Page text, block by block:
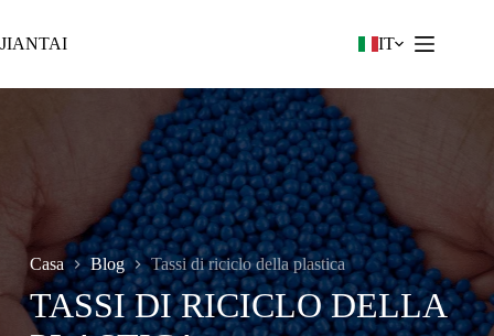
contenuto
JIANTAI IT
Casa Blog Tassi di riciclo della plastica
TASSI DI RICICLO DELLA